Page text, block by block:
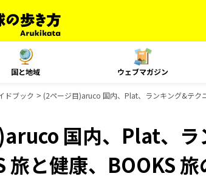
国と地域 ウェブマガジン
ドブック (2ページ目)aruco 国内、Plat、ランキング&テク
国内、Plat、ラ
旅と健康、BOOKS